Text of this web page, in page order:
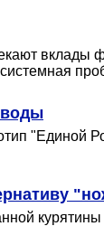
воды
"Единой